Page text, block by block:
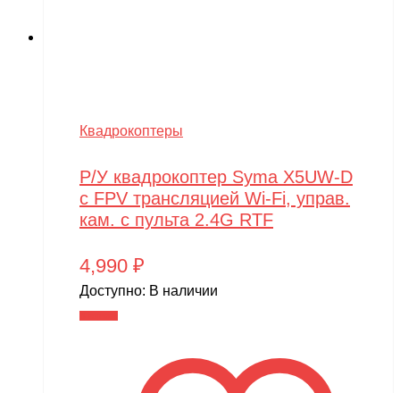
Квадрокоптеры
Р/У квадрокоптер Syma X5UW-D
с FPV трансляцией Wi-Fi, управ.
кам. с пульта 2.4G RTF
4,990 ₽
Доступно: В наличии